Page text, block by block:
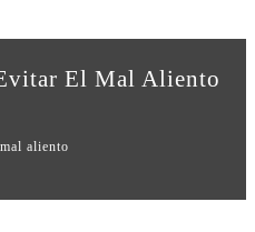
El Mal Aliento
aliento